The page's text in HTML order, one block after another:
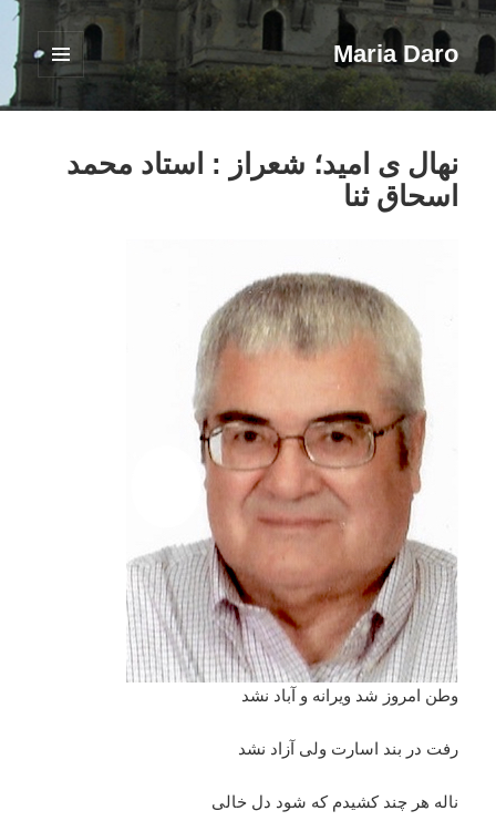
Maria Daro
فهرست
ابزارک‌ها
نهال ی امید؛ شعراز : استاد محمد
اسحاق ثنا
وطن امروز شد ویرانه و آباد نشد
رفت در بند اسارت ولی آزاد نشد
ناله هر چند کشیدم که شود دل خالی